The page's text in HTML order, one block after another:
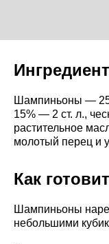
Шампиньоны —
15% — 2 ст. л.,
растительное
молотый перец и
Как
Шампиньоны
небольшими